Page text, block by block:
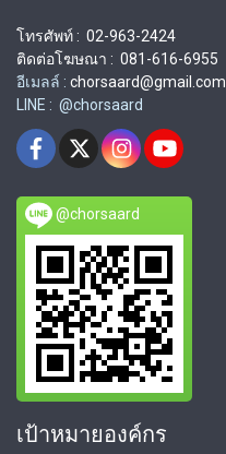
โทรศัพท์ : 02-963-2424
ติดต่อโฆษณา : 081-616-6955
อีเมลล์ : chorsaard@gmail.com
LINE : @chorsaard
@chorsaard
เป้าหมายองค์กร